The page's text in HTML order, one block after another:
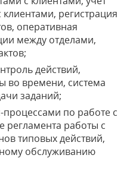
клиентами, регистрация
оперативная
между отделами,
действий,
во времени, система
заданий;
по работе с
регламента работы с
типовых действий,
обслуживанию